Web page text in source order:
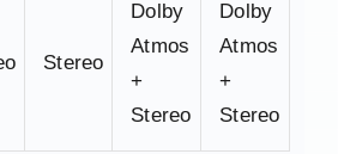
Stereo
Dolby
Atmos
+
Stereo
Dolby
Atmos
+
Stereo